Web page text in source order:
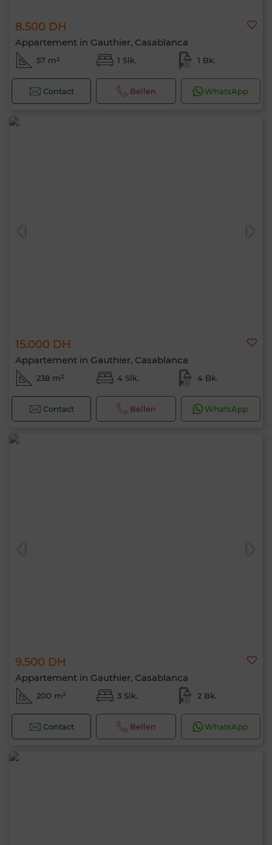
8.500 DH
Appartement in Gauthier, Casablanca
57 m² 1 Slk. 1 Bk.
Contact Bellen WhatsApp
15.000 DH
Appartement in Gauthier, Casablanca
238 m² 4 Slk. 4 Bk.
Contact Bellen WhatsApp
9.500 DH
Appartement in Gauthier, Casablanca
200 m² 3 Slk. 2 Bk.
Contact Bellen WhatsApp